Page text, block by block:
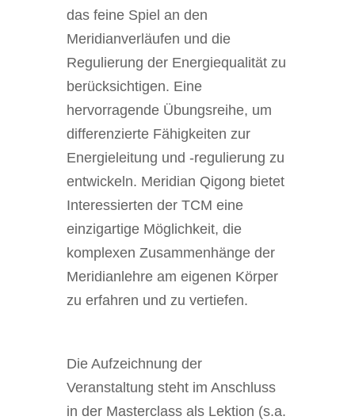
das feine Spiel an den
Meridianverläufen und die
Regulierung der Energiequalität zu
berücksichtigen. Eine
hervorragende Übungsreihe, um
differenzierte Fähigkeiten zur
Energieleitung und -regulierung zu
entwickeln. Meridian Qigong bietet
Interessierten der TCM eine
einzigartige Möglichkeit, die
komplexen Zusammenhänge der
Meridianlehre am eigenen Körper
zu erfahren und zu vertiefen.
Die Aufzeichnung der
Veranstaltung steht im Anschluss
in der Masterclass als Lektion (s.a.